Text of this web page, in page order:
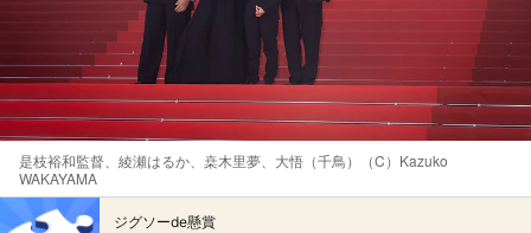
是枝裕和監督、綾瀬はるか、桒木里夢、大悟（千鳥）（C）Kazuko
WAKAYAMA
ジグソーde懸賞